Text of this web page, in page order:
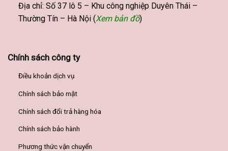
Địa chỉ: Số 37 lô 5 – Khu công nghiệp Duyên Thái –
Thường Tín – Hà Nội (Xem bản đồ)
Chính sách công ty
Điều khoản dịch vụ
Chính sách bảo mật
Chính sách đổi trả hàng hóa
Chính sách bảo hành
Phương thức vận chuyển